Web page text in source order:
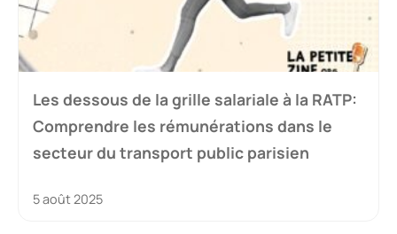
Les dessous de la grille salariale à la RATP:
Comprendre les rémunérations dans le
secteur du transport public parisien
5 août 2025